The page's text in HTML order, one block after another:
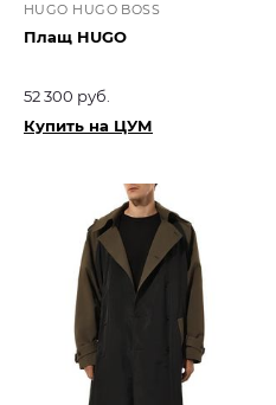
HUGO HUGO BOSS
Плащ HUGO
52 300 руб.
Купить на ЦУМ